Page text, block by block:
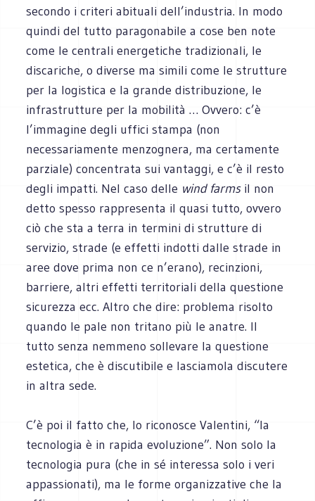
secondo i criteri abituali dell’industria. In modo
quindi del tutto paragonabile a cose ben note
come le centrali energetiche tradizionali, le
discariche, o diverse ma simili come le strutture
per la logistica e la grande distribuzione, le
infrastrutture per la mobilità … Ovvero: c’è
l’immagine degli uffici stampa (non
necessariamente menzognera, ma certamente
parziale) concentrata sui vantaggi, e c’è il resto
degli impatti. Nel caso delle wind farmsil non
detto spesso rappresenta il quasi tutto, ovvero
ciò che sta a terra in termini di strutture di
servizio, strade (e effetti indotti dalle strade in
aree dove prima non ce n’erano), recinzioni,
barriere, altri effetti territoriali della questione
sicurezza ecc. Altro che dire: problema risolto
quando le pale non tritano più le anatre. Il
tutto senza nemmeno sollevare la questione
estetica, che è discutibile e lasciamola discutere
in altra sede.
C’è poi il fatto che, lo riconosce Valentini, “la
tecnologia è in rapida evoluzione”. Non solo la
tecnologia pura (che in sé interessa solo i veri
appassionati), ma le forme organizzative che la